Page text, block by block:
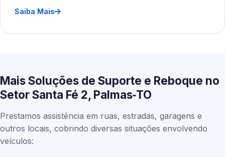
Saiba Mais
Mais Soluções de Suporte e Reboque no
Setor Santa Fé 2, Palmas‑TO
Prestamos assistência em ruas, estradas, garagens e
outros locais, cobrindo diversas situações envolvendo
veículos: